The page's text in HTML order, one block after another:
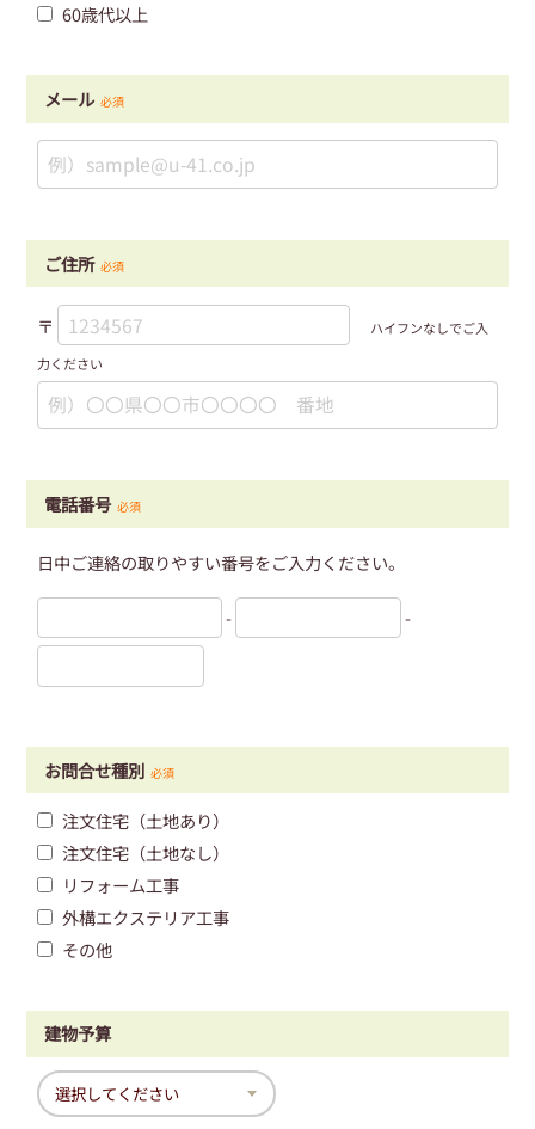
60歳代以上
メール 必須
ご住所 必須
〒
ハイフンなしでご入
力ください
電話番号 必須
日中ご連絡の取りやすい番号をご入力ください。
- -
お問合せ種別 必須
注文住宅（土地あり）
注文住宅（土地なし）
リフォーム工事
外構エクステリア工事
その他
建物予算